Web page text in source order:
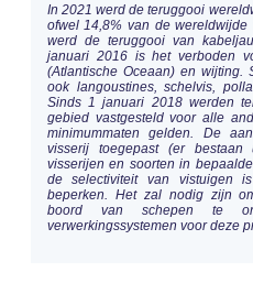
In 2021 werd de teruggooi
ofwel 14,8% van de
werd de teruggooi van
januari 2016 is het verboden
(Atlantische Oceaan) en wijting.
ook langoustines, schelvis,
Sinds 1 januari 2018 werden
gebied vastgesteld voor alle
minimummaten gelden. De
visserij toegepast (er bestaan
visserijen en soorten in
de selectiviteit van vistuigen
beperken. Het zal nodig zijn
boord van schepen te
verwerkingssystemen voor deze